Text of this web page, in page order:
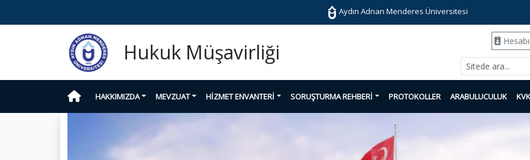
Aydın Adnan Menderes Üniversitesi
Hukuk Müşavirliği
HAKKIMIZDA MEVZUAT HİZMET ENVANTERİ SORUŞTURMA REHBERİ PROTOKOLLER ARABULUCULUK